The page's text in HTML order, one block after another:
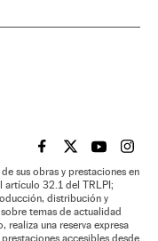
EL PAÍS BRASIL EN
EL PAÍSEL PAÍS
EL
sus obras y prestaciones en
artículo 32.1 del TRLPI;
distribución y
temas de actualidad
realiza una reserva expresa
accesibles desde